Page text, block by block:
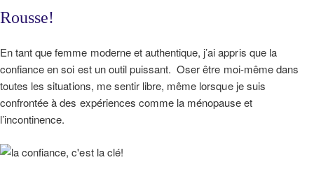
Rousse!
En tant que femme moderne et authentique, j’ai appris que la
confiance en soi est un outil puissant. Oser être moi-même dans
toutes les situations, me sentir libre, même lorsque je suis
confrontée à des expériences comme la ménopause et
l’incontinence.